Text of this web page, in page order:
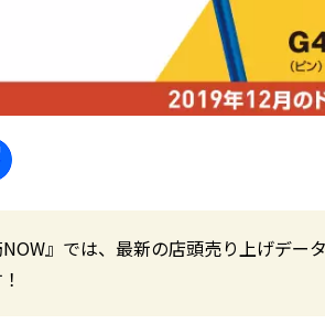
NOW』では、最新の店頭売り上げデ